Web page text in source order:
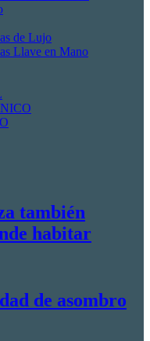
de Lujo
Llave en Mano
también
habitar
de asombro